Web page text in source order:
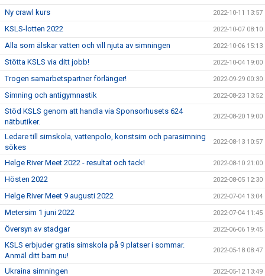
Ny crawl kurs 2022-10-11 13:57
KSLS-lotten 2022 2022-10-07 08:10
Alla som älskar vatten och vill njuta av simningen 2022-10-06 15:13
Stötta KSLS via ditt jobb! 2022-10-04 19:00
Trogen samarbetspartner förlänger! 2022-09-29 00:30
Simning och antigymnastik 2022-08-23 13:52
Stöd KSLS genom att handla via Sponsorhusets 624
nätbutiker.
2022-08-20 19:00
Ledare till simskola, vattenpolo, konstsim och parasimning
sökes
2022-08-13 10:57
Helge River Meet 2022 - resultat och tack! 2022-08-10 21:00
Hösten 2022 2022-08-05 12:30
Helge River Meet 9 augusti 2022 2022-07-04 13:04
Metersim 1 juni 2022 2022-07-04 11:45
Översyn av stadgar 2022-06-06 19:45
KSLS erbjuder gratis simskola på 9 platser i sommar.
Anmäl ditt barn nu!
2022-05-18 08:47
Ukraina simningen 2022-05-12 13:49